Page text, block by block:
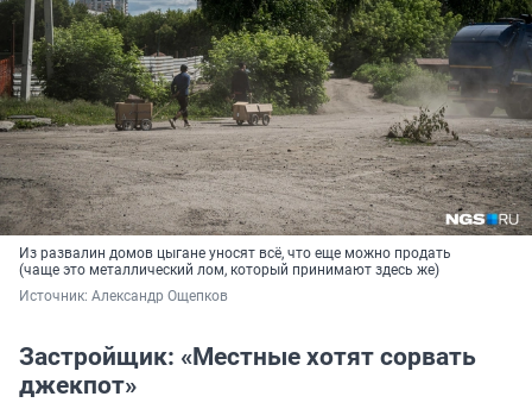
Из развалин домов цыгане уносят всё, что еще можно продать
(чаще это металлический лом, который принимают здесь же)
Источник: Александр Ощепков
Застройщик: «Местные хотят сорвать
джекпот»